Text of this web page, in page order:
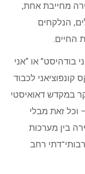
מחייבת אחת,
הנלקחים
החיים.
בודהיסט” או “אני
לכבוד
במקדש דאואיסטי
וכל זאת מבלי
בין מערכות
רחב